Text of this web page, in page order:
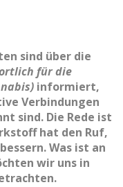
sind über die
für die
informiert,
Verbindungen
sind. Die Rede ist
hat den Ruf,
Was ist an
wir uns in